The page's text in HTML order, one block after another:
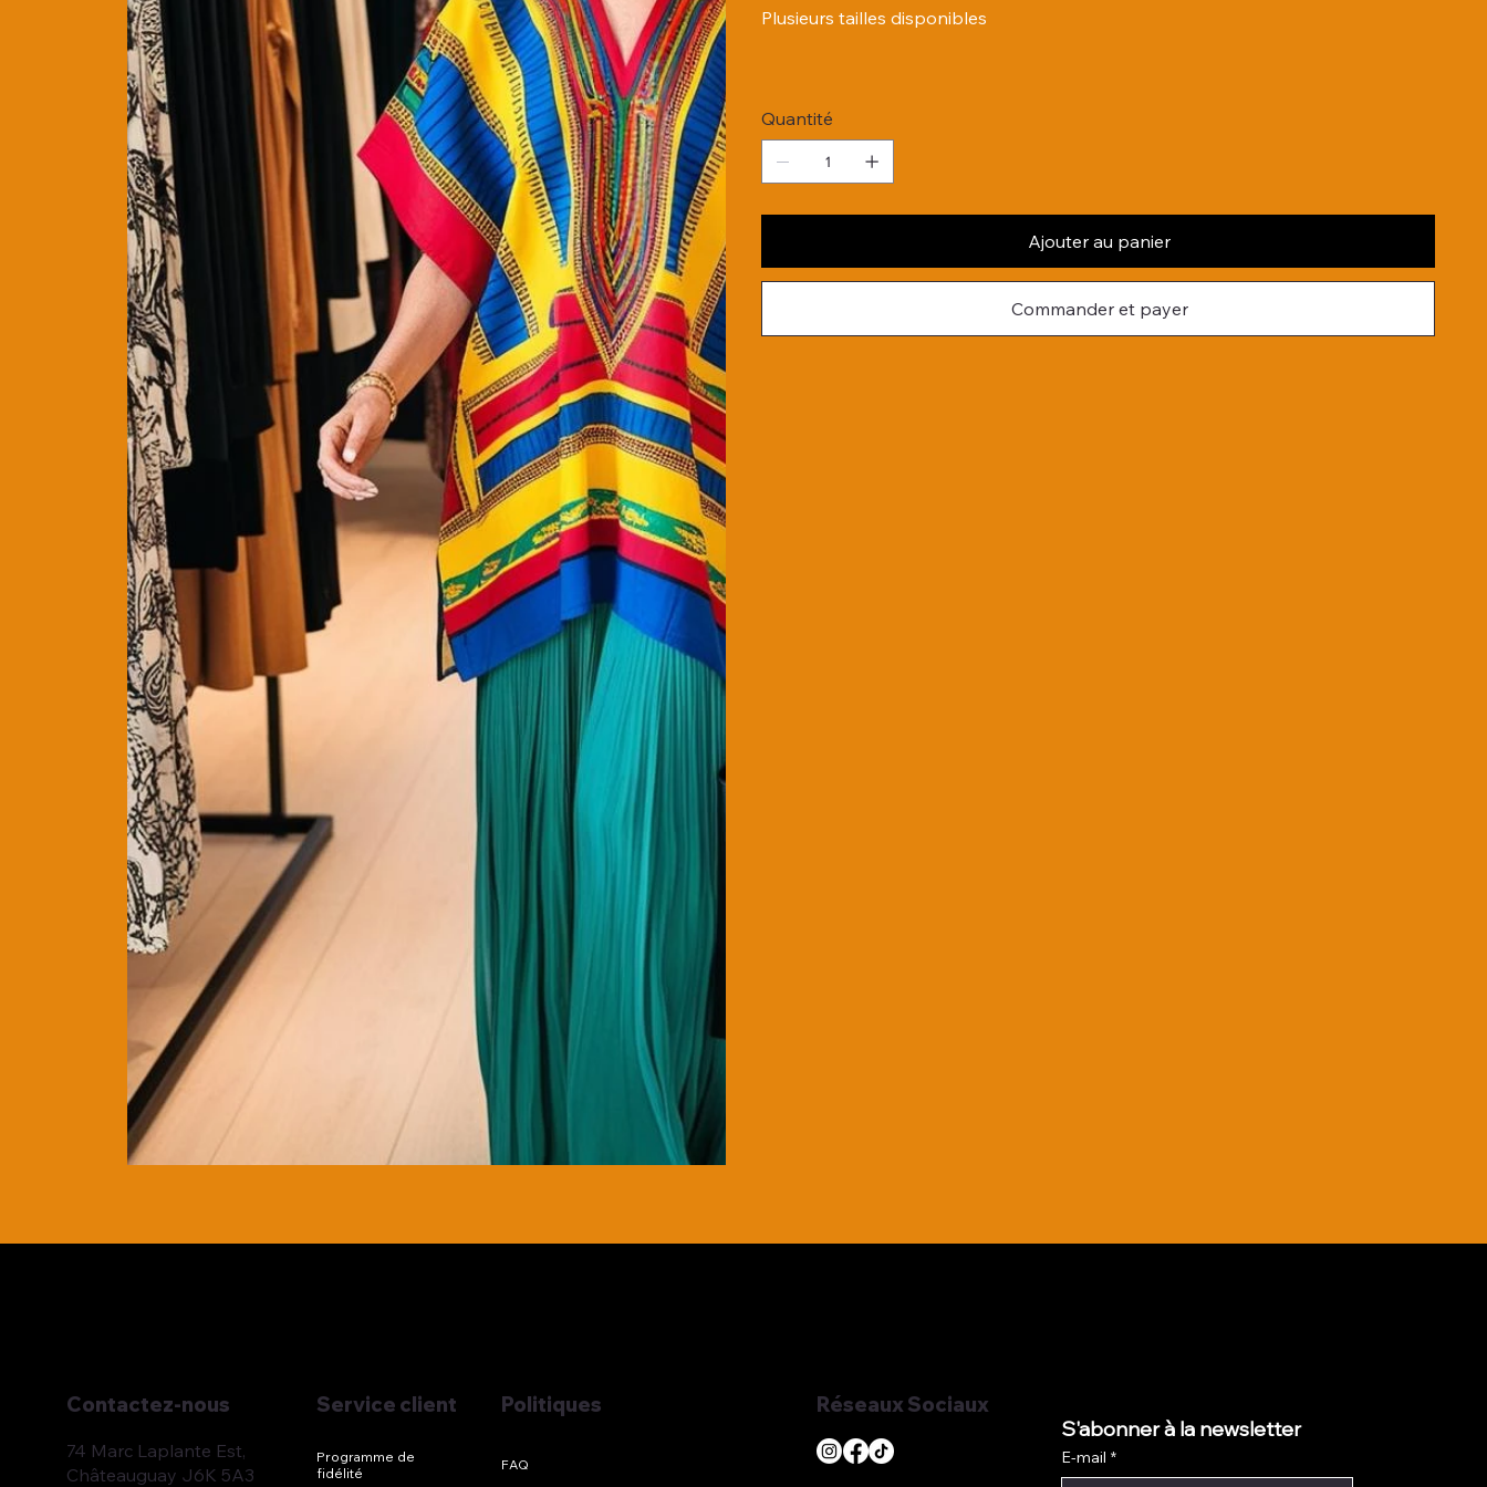
Plusieurs tailles disponibles
Quantité
Ajouter au panier
Commander et payer
74 Marc Laplante Est,
Châteauguay J6K 5A3
Contactez-nous Service client
Programme de
fidélité
Politiques Réseaux Sociaux
S'abonner à la newsletter
E-mail *